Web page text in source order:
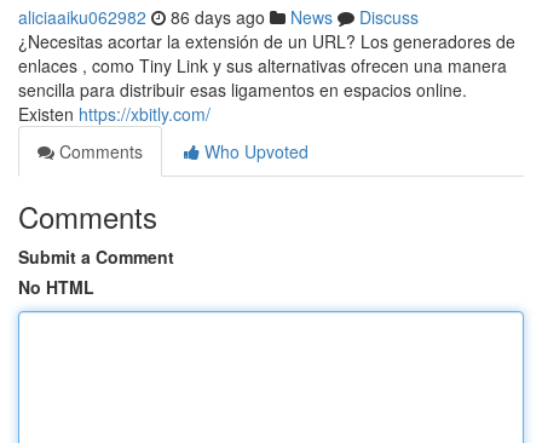
aliciaaiku062982 86 days ago News
Discuss
¿Necesitas acortar la extensión de un URL? Los generadores de
enlaces , como Tiny Link y sus alternativas ofrecen una manera
sencilla para distribuir esas ligamentos en espacios online.
Existen https://xbitly.com/
Comments
Who Upvoted
Comments
Submit a Comment
No HTML